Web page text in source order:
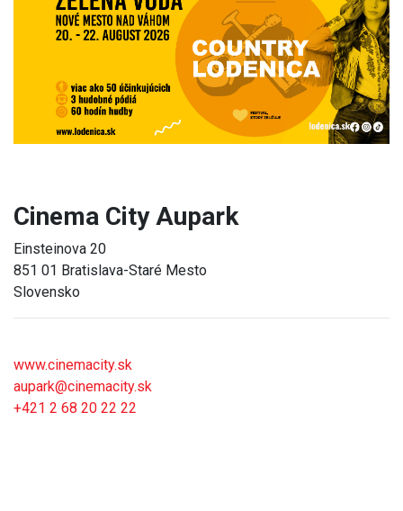
Next
Cinema City Aupark
Einsteinova 20
851 01 Bratislava-Staré Mesto
Slovensko
www.cinemacity.sk
aupark@cinemacity.sk
+421 2 68 20 22 22